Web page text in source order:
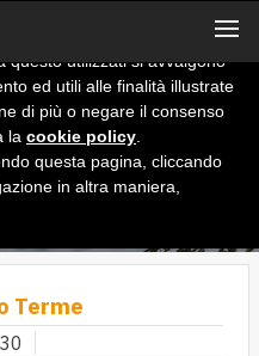
Terme
x
questo utilizzati si avvalgono
ed utili alle finalità illustrate
di più o negare il consenso
la cookie policy
questa pagina, cliccando
in altra maniera,